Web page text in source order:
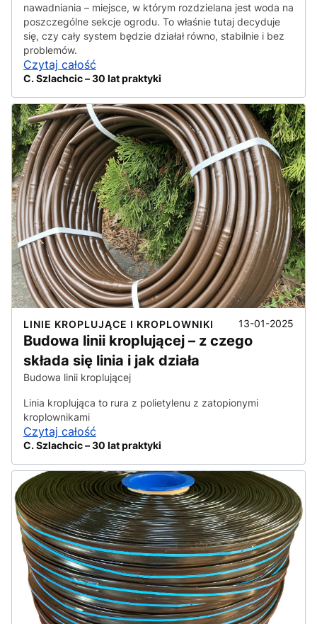
nawadniania – miejsce, w którym rozdzielana jest woda na
poszczególne sekcje ogrodu. To właśnie tutaj decyduje
się, czy cały system będzie działał równo, stabilnie i bez
problemów.
Czytaj całość
C. Szlachcic – 30 lat praktyki
LINIE KROPLUJĄCE I KROPLOWNIKI 13-01-2025
Budowa linii kroplującej – z czego
składa się linia i jak działa
Budowa linii kroplującej
Linia kroplująca to rura z polietylenu z zatopionymi
kroplownikami
Czytaj całość
C. Szlachcic – 30 lat praktyki